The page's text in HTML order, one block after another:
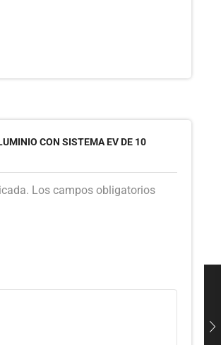
CON SISTEMA EV DE 10
Los campos obligatorios